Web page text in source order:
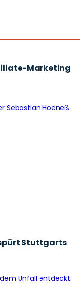
Marketing
Stuttgarts